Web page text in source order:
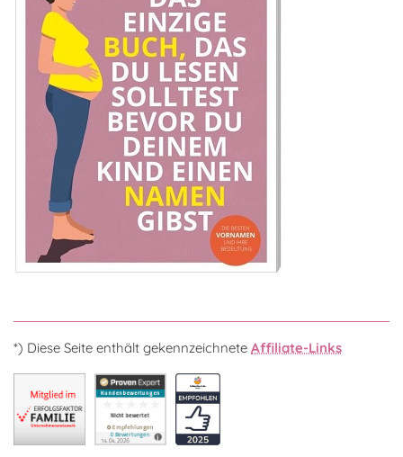
*) Diese Seite enthält gekennzeichnete Affiliate-Links